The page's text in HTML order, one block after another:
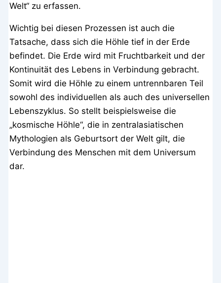
Welt“ zu erfassen.
Wichtig bei diesen Prozessen ist auch die
Tatsache, dass sich die Höhle tief in der Erde
befindet. Die Erde wird mit Fruchtbarkeit und der
Kontinuität des Lebens in Verbindung gebracht.
Somit wird die Höhle zu einem untrennbaren Teil
sowohl des individuellen als auch des universellen
Lebenszyklus. So stellt beispielsweise die
„kosmische Höhle“, die in zentralasiatischen
Mythologien als Geburtsort der Welt gilt, die
Verbindung des Menschen mit dem Universum
dar.